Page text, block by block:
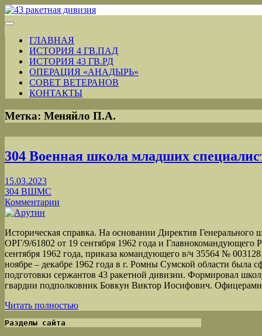
ГЛАВНАЯ
ИСТОРИЯ 4 ГВ.ПАД
ИСТОРИЯ 43 ГВ.РД
ОПЕРАЦИЯ «АНАДЫРЬ»
СОВЕТ ВЕТЕРАНОВ
КОНТАКТЫ
Метка: Меняйло П.А.
304 Военная школа младших
15.03.2023
304 ВШМС
Комментарии
Историческая справка. На основании Директив
ОРГ/9/61802 от 19 сентября 1962 года и
сентября 1962 года, приказа командующего в/ч 35564 № 003128
ноябре – декабре 1962 года в г. Ромны Сумской области была
подготовки сержантов 43 ракетной дивизии. Формировал
гвардии подполковник Бовкун Виктор Иосифович.
Читать полностью
Разделы сайта